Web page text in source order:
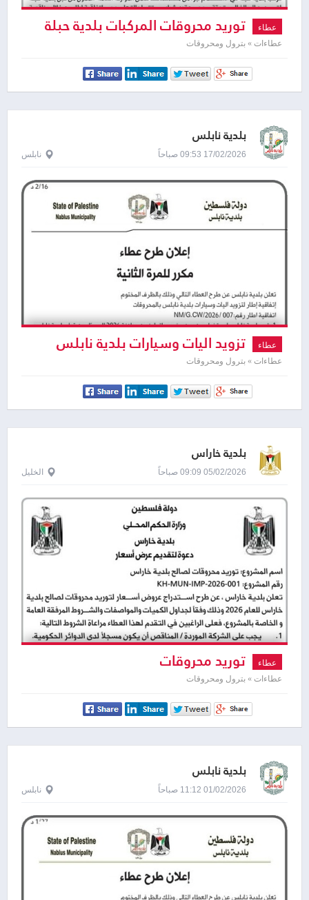
عطاء توريد محروقات المركبات بلدية حبلة
عطاءات » بترول ومحروقات
بلدية نابلس
17/02/2026 09:53 صباحاً نابلس
عطاء تزويد اليات وسيارات بلدية نابلس
بالمحروقات
عطاءات » بترول ومحروقات
بلدية خاراس
05/02/2026 09:09 صباحاً الخليل
عطاء توريد محروقات
عطاءات » بترول ومحروقات
بلدية نابلس
01/02/2026 11:12 صباحاً نابلس